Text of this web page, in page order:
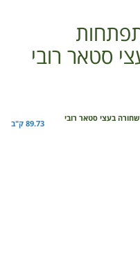
סטאר רובי
בעצי סטאר רובי
89.73 ק"ב